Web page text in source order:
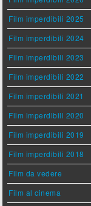
Film imperdibili 2025
Film imperdibili 2024
Film imperdibili 2023
Film imperdibili 2022
Film imperdibili 2021
Film imperdibili 2020
Film imperdibili 2019
Film imperdibili 2018
Film da vedere
Film al cinema